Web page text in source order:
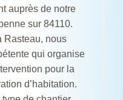
auprès de notre
sur 84110.
Rasteau, nous
qui organise
pour la
d’habitation.